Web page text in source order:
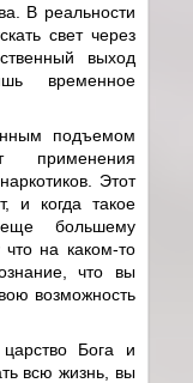
В реальности
свет через
выход
временное
подъемом
применения
Этот
и когда такое
большему
на каком-то
что вы
возможность
Бога и
всю жизнь, вы